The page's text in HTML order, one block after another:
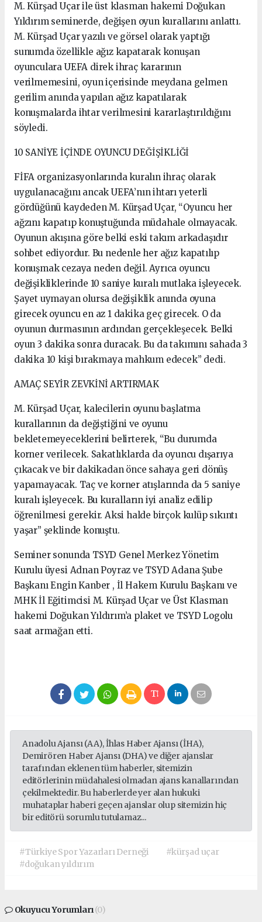
M. Kürşad Uçar ile üst klasman hakemi Doğukan
Yıldırım seminerde, değişen oyun kurallarını anlattı.
M. Kürşad Uçar yazılı ve görsel olarak yaptığı
sunumda özellikle ağız kapatarak konuşan
oyunculara UEFA direk ihraç kararının
verilmemesini, oyun içerisinde meydana gelmen
gerilim anında yapılan ağız kapatılarak
konuşmalarda ihtar verilmesini kararlaştırıldığını
söyledi.
10 SANİYE İÇİNDE OYUNCU DEĞİŞİKLİĞİ
FİFA organizasyonlarında kuralın ihraç olarak
uygulanacağını ancak UEFA’nın ihtarı yeterli
gördüğünü kaydeden M. Kürşad Uçar, “Oyuncu her
ağzını kapatıp konuştuğunda müdahale olmayacak.
Oyunun akışına göre belki eski takım arkadaşıdır
sohbet ediyordur. Bu nedenle her ağız kapatılıp
konuşmak cezaya neden değil. Ayrıca oyuncu
değişikliklerinde 10 saniye kuralı mutlaka işleyecek.
Şayet uymayan olursa değişiklik anında oyuna
girecek oyuncu en az 1 dakika geç girecek. O da
oyunun durmasının ardından gerçekleşecek. Belki
oyun 3 dakika sonra duracak. Bu da takımını sahada 3
dakika 10 kişi bırakmaya mahkum edecek” dedi.
AMAÇ SEYİR ZEVKİNİ ARTIRMAK
M. Kürşad Uçar, kalecilerin oyunu başlatma
kurallarının da değiştiğini ve oyunu
bekletemeyeceklerini belirterek, “Bu durumda
korner verilecek. Sakatlıklarda da oyuncu dışarıya
çıkacak ve bir dakikadan önce sahaya geri dönüş
yapamayacak. Taç ve korner atışlarında da 5 saniye
kuralı işleyecek. Bu kuralların iyi analiz edilip
öğrenilmesi gerekir. Aksi halde birçok kulüp sıkıntı
yaşar” şeklinde konuştu.
Seminer sonunda TSYD Genel Merkez Yönetim
Kurulu üyesi Adnan Poyraz ve TSYD Adana Şube
Başkanı Engin Kanber , İl Hakem Kurulu Başkanı ve
MHK İl Eğitimcisi M. Kürşad Uçar ve Üst Klasman
hakemi Doğukan Yıldırım’a plaket ve TSYD Logolu
saat armağan etti.
Anadolu Ajansı (AA), İhlas Haber Ajansı (İHA),
Demirören Haber Ajansı (DHA) ve diğer ajanslar
tarafından eklenen tüm haberler, sitemizin
editörlerinin müdahalesi olmadan ajans kanallarından
çekilmektedir. Bu haberlerde yer alan hukuki
muhataplar haberi geçen ajanslar olup sitemizin hiç
bir editörü sorumlu tutulamaz...
#Türkiye Spor Yazarları Derneği
#kürşad uçar
#doğukan yıldırım
Okuyucu Yorumları(0)